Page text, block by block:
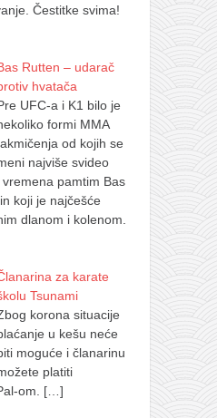
Čestitke svima!
Rutten – udarač
hvatača
UFC-a i K1 bilo je
formi MMA
od kojih se
najviše svideo
pamtim Bas
koji je najčešće
dlanom i kolenom.
za karate
Tsunami
korona situacije
u kešu neće
moguće i članarinu
platiti
om. […]